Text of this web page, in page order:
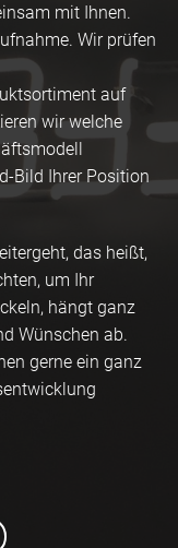
mit Ihnen.
Wir prüfen
auf
wir welche
Bild Ihrer Position
das heißt,
um Ihr
hängt ganz
Wünschen ab.
gerne ein ganz